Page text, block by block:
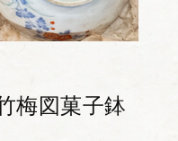
梅図菓子鉢